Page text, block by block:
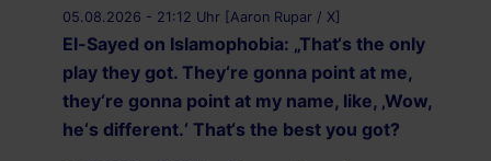
05.08.2026 - 21:12 Uhr [Aaron Rupar / X]
El-Sayed on Islamophobia: „That‘s the only
play they got. They‘re gonna point at me,
they‘re gonna point at my name, like, ‚Wow,
he‘s different.‘ That‘s the best you got?